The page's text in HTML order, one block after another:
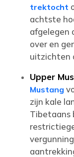
trektocht
achtste
afgelegen
over en
uitzichten
Upper
Mustang
zijn kale
Tibetaans